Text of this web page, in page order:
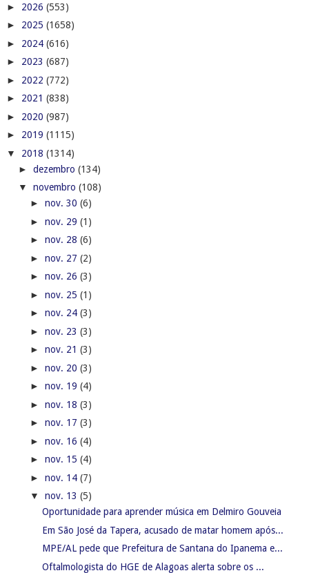
► 2026 (553)
► 2025 (1658)
► 2024 (616)
► 2023 (687)
► 2022 (772)
► 2021 (838)
► 2020 (987)
► 2019 (1115)
▼ 2018 (1314)
► dezembro (134)
▼ novembro (108)
► nov. 30 (6)
► nov. 29 (1)
► nov. 28 (6)
► nov. 27 (2)
► nov. 26 (3)
► nov. 25 (1)
► nov. 24 (3)
► nov. 23 (3)
► nov. 21 (3)
► nov. 20 (3)
► nov. 19 (4)
► nov. 18 (3)
► nov. 17 (3)
► nov. 16 (4)
► nov. 15 (4)
► nov. 14 (7)
▼ nov. 13 (5)
Oportunidade para aprender música em Delmiro Gouveia
Em São José da Tapera, acusado de matar homem após...
MPE/AL pede que Prefeitura de Santana do Ipanema e...
Oftalmologista do HGE de Alagoas alerta sobre os ...